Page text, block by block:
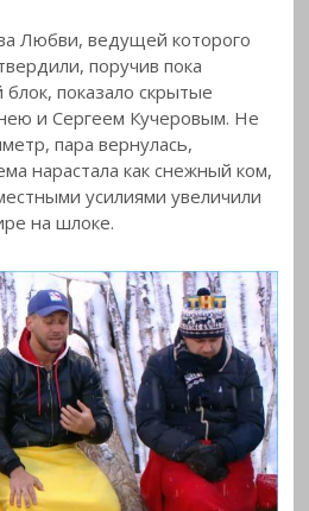
Любви, ведущей которого
поручив пока
показало скрытые
и Сергеем Кучеровым. Не
пара вернулась,
нарастала как снежный ком,
усилиями увеличили
на шлоке.